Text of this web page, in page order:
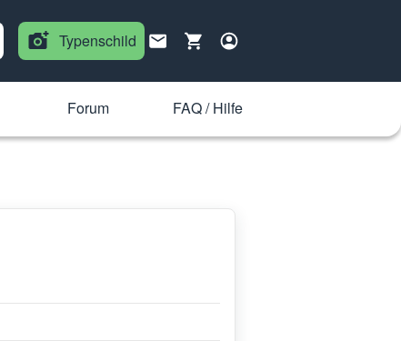
Typenschild
Forum FAQ / Hilfe